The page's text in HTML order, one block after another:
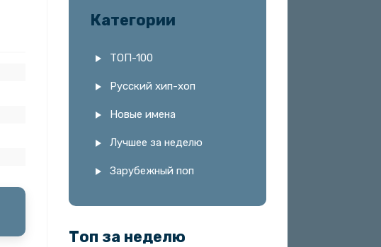
Категории
ТОП-100
Русский хип-хоп
Новые имена
Лучшее за неделю
Зарубежный поп
Топ за неделю